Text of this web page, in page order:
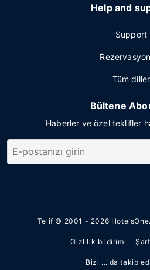
Help and
Support
Tüm diller
Bültene
Haberler ve özel teklifler
Telif © 2001 - 2026 HotelsOne
Gizlilik bildirimi
Bizi ...'da takip